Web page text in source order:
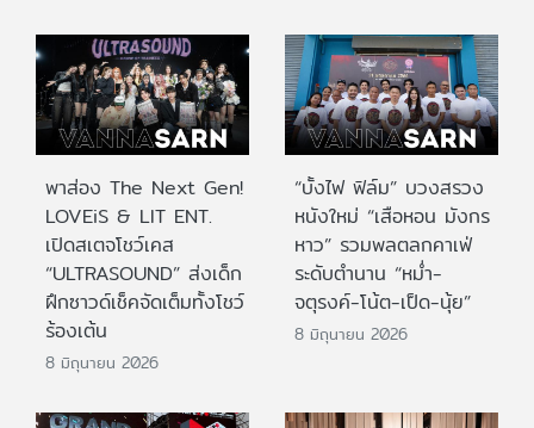
พาส่อง The Next Gen!
LOVEiS & LIT ENT.
เปิดสเตจโชว์เคส
“ULTRASOUND” ส่งเด็ก
ฝึกซาวด์เช็คจัดเต็มทั้งโชว์
ร้องเต้น
8 มิถุนายน 2026
“บั้งไฟ ฟิล์ม” บวงสรวง
หนังใหม่ “เสือหอน มังกร
หาว” รวมพลตลกคาเฟ่
ระดับตำนาน “หม่ำ-
จตุรงค์-โน้ต-เป็ด-นุ้ย”
8 มิถุนายน 2026